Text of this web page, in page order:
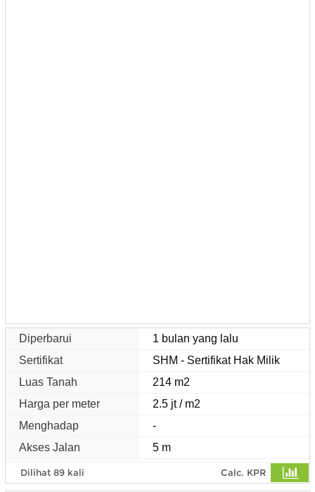
Diperbarui
1 bulan yang lalu
Sertifikat
SHM - Sertifikat Hak Milik
Luas Tanah
214 m2
Harga per meter
2.5 jt / m2
Menghadap
-
Akses Jalan
5 m
Dilihat 89 kali Calc. KPR